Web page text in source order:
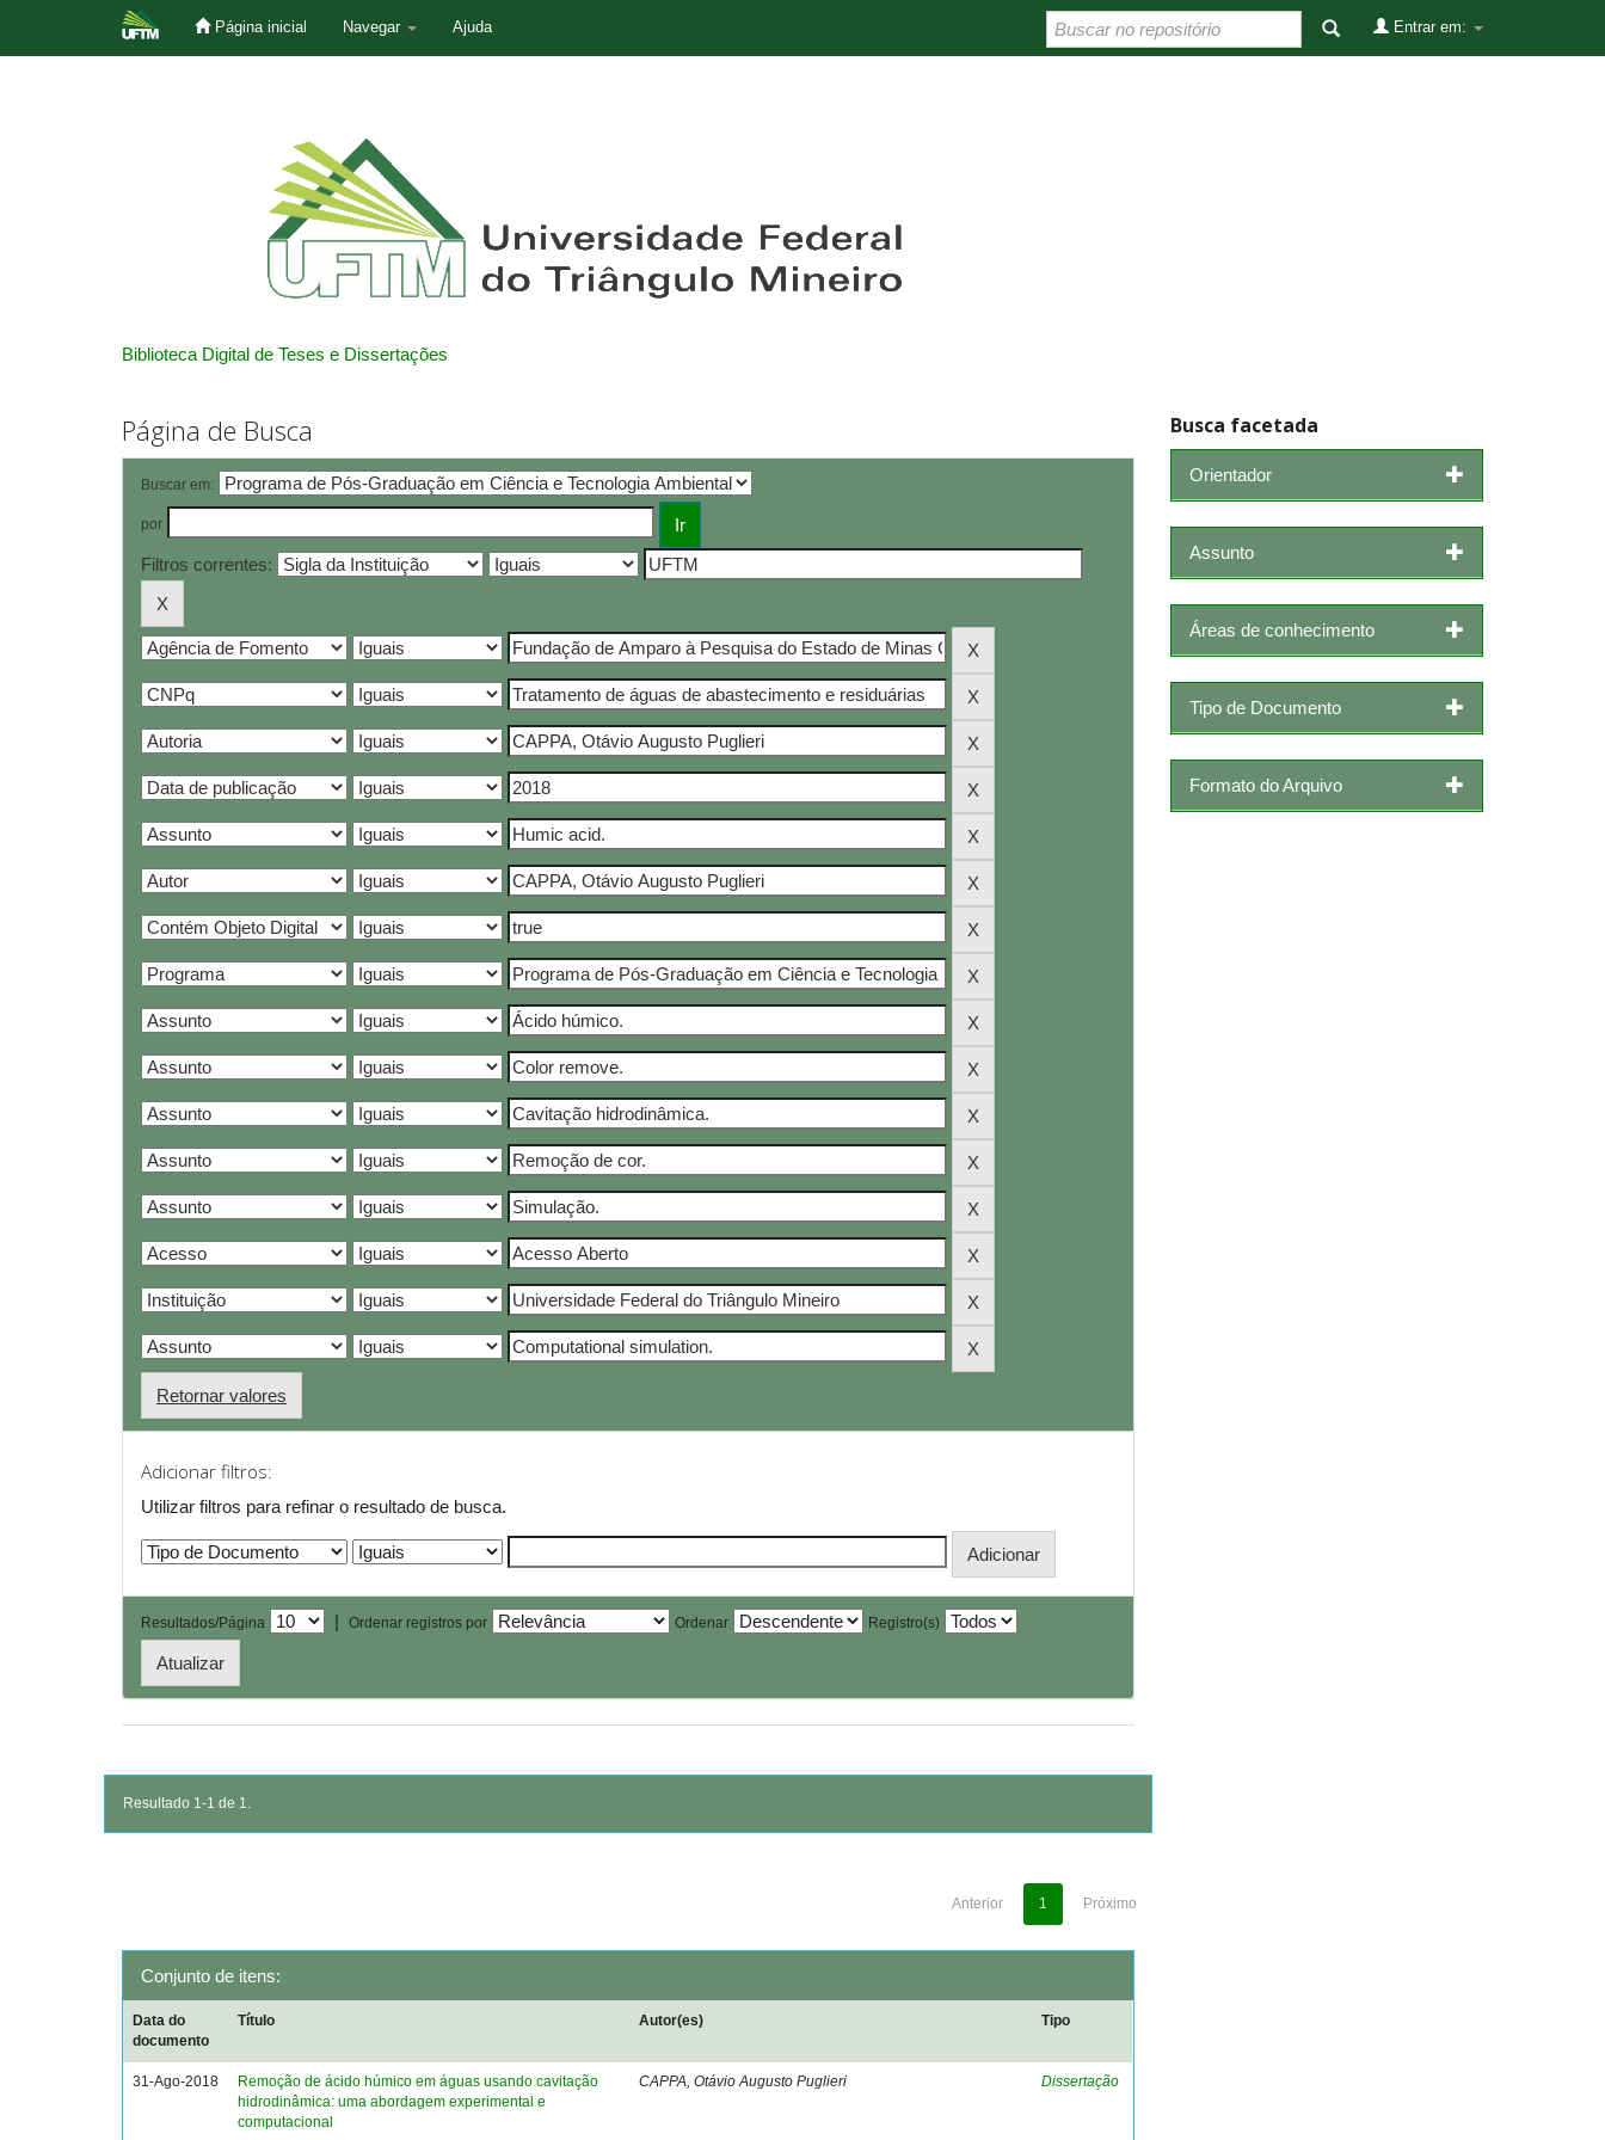
Página inicial Navegar Ajuda Entrar em:
Biblioteca Digital de Teses e Dissertações
Página de Busca
Buscar em:
por
Filtros correntes:
Retornar valores
Adicionar filtros:
Utilizar filtros para refinar o resultado de busca.
Resultados/Página | Ordenar registros por Ordenar Registro(s)
Resultado 1-1 de 1.
Anterior 1 Próximo
Conjunto de itens:
Data do
documento
Título Autor(es) Tipo
31-Ago-2018
Remoção de ácido húmico em águas usando cavitação
hidrodinâmica: uma abordagem experimental e
computacional
CAPPA, Otávio Augusto Puglieri Dissertação
Busca facetada
Orientador
Assunto
Áreas de conhecimento
Tipo de Documento
Formato do Arquivo